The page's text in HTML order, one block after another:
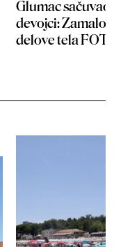
Glumac
devojci: Zamalo
delove tela